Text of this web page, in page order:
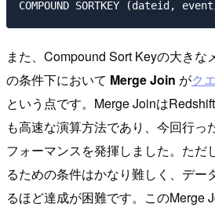
また、Compound Sort Keyの大きな
の条件下において Merge Join がク
という点です。Merge Joinは
も高速な演算方法であり、今回行っ
フォーマンスを発揮しました。ただ
るための条件はかなり難しく、デー
るほど達成が困難です。このMerge